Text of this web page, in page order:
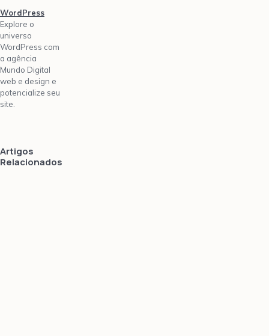
WordPress
Explore o
universo
WordPress com
a agência
Mundo Digital
web e design e
potencialize seu
site.
Artigos
Relacionados